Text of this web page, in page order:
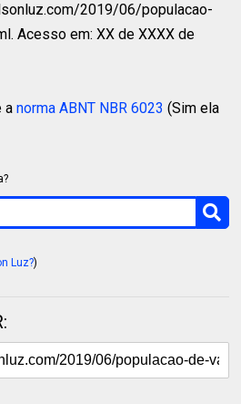
2019/06/populacao-
Acesso em: XX de XXXX de
anorma ABNT NBR 6023 (Sim ela
Luz?)